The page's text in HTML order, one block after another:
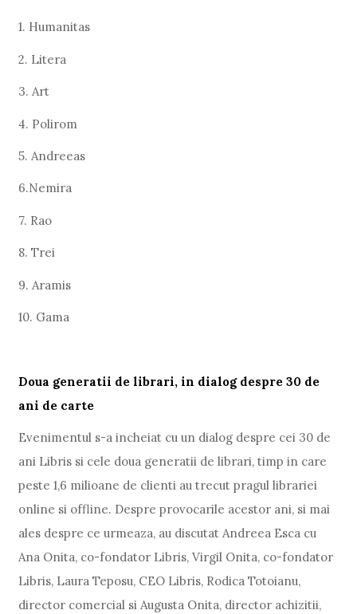
1. Humanitas
2. Litera
3. Art
4. Polirom
5. Andreeas
6.Nemira
7. Rao
8. Trei
9. Aramis
10. Gama
Doua generatii de librari, in dialog despre 30 de
ani de carte
Evenimentul s-a incheiat cu un dialog despre cei 30 de
ani Libris si cele doua generatii de librari, timp in care
peste 1,6 milioane de clienti au trecut pragul librariei
online si offline. Despre provocarile acestor ani, si mai
ales despre ce urmeaza, au discutat Andreea Esca cu
Ana Onita, co-fondator Libris, Virgil Onita, co-fondator
Libris, Laura Teposu, CEO Libris, Rodica Totoianu,
director comercial si Augusta Onita, director achizitii,